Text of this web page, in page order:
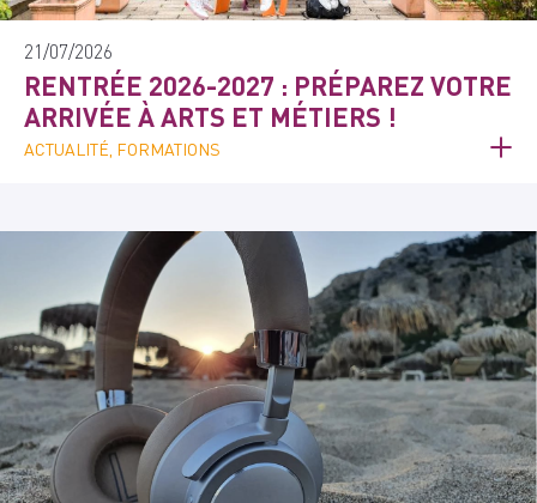
21/07/2026
RENTRÉE 2026-2027 : PRÉPAREZ VOTRE
ARRIVÉE À ARTS ET MÉTIERS !
ACTUALITÉ, FORMATIONS